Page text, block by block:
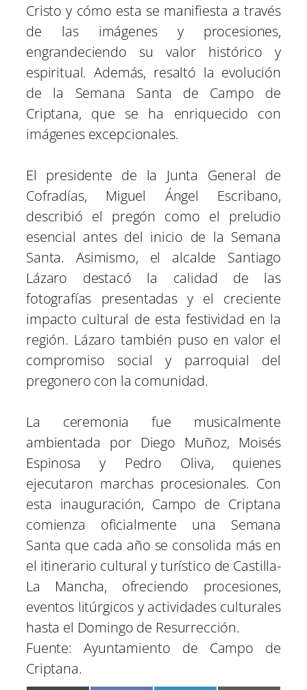
Cristo y cómo esta se manifiesta a través
de las imágenes y procesiones,
engrandeciendo su valor histórico y
espiritual. Además, resaltó la evolución
de la Semana Santa de Campo de
Criptana, que se ha enriquecido con
imágenes excepcionales.
El presidente de la Junta General de
Cofradías, Miguel Ángel Escribano,
describió el pregón como el preludio
esencial antes del inicio de la Semana
Santa. Asimismo, el alcalde Santiago
Lázaro destacó la calidad de las
fotografías presentadas y el creciente
impacto cultural de esta festividad en la
región. Lázaro también puso en valor el
compromiso social y parroquial del
pregonero con la comunidad.
La ceremonia fue musicalmente
ambientada por Diego Muñoz, Moisés
Espinosa y Pedro Oliva, quienes
ejecutaron marchas procesionales. Con
esta inauguración, Campo de Criptana
comienza oficialmente una Semana
Santa que cada año se consolida más en
el itinerario cultural y turístico de Castilla-
La Mancha, ofreciendo procesiones,
eventos litúrgicos y actividades culturales
hasta el Domingo de Resurrección.
Fuente: Ayuntamiento de Campo de
Criptana.